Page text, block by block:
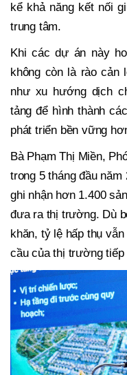
kể khả năng kết nối
trung tâm.
Khi các dự án này
không còn là rào cản
như xu hướng dịch
tảng để hình thành
phát triển bền vững
Bà Phạm Thị Miền,
trong 5 tháng đầu
ghi nhận hơn 1.400
đưa ra thị trường. Dù
khăn, tỷ lệ hấp thụ
cầu của thị trường